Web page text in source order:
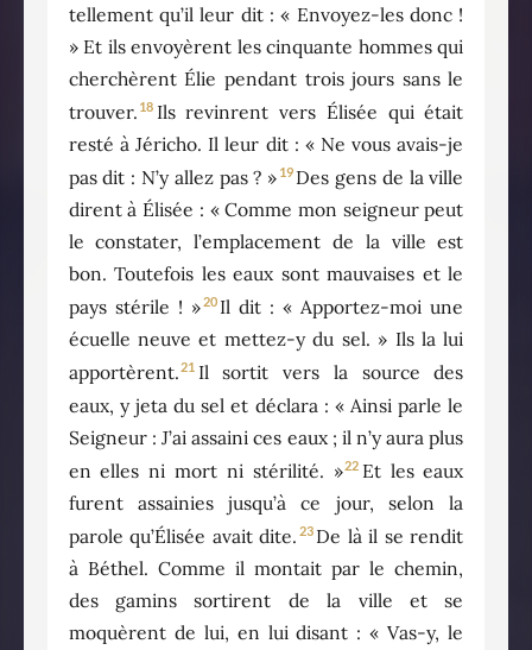
tellement qu’il leur dit : « Envoyez-les donc !
» Et ils envoyèrent les cinquante hommes qui
cherchèrent Élie pendant trois jours sans le
trouver. 18 Ils revinrent vers Élisée qui était
resté à Jéricho. Il leur dit : « Ne vous avais-je
pas dit : N’y allez pas ? » 19 Des gens de la ville
dirent à Élisée : « Comme mon seigneur peut
le constater, l’emplacement de la ville est
bon. Toutefois les eaux sont mauvaises et le
pays stérile ! »20 Il dit : « Apportez-moi une
écuelle neuve et mettez-y du sel. » Ils la lui
apportèrent.21 Il sortit vers la source des
eaux, y jeta du sel et déclara : « Ainsi parle le
Seigneur : J’ai assaini ces eaux ; il n’y aura plus
en elles ni mort ni stérilité. »22 Et les eaux
furent assainies jusqu’à ce jour, selon la
parole qu’Élisée avait dite. 23 De là il se rendit
à Béthel. Comme il montait par le chemin,
des gamins sortirent de la ville et se
moquèrent de lui, en lui disant : « Vas-y, le